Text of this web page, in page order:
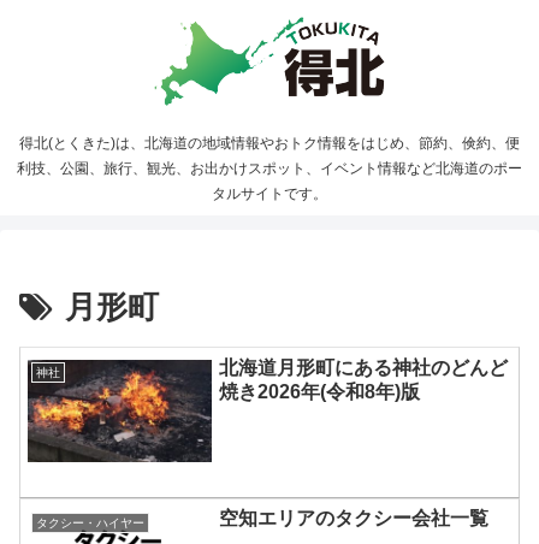
得北(とくきた)は、北海道の地域情報やおトク情報をはじめ、節約、倹約、便
利技、公園、旅行、観光、お出かけスポット、イベント情報など北海道のポー
タルサイトです。
月形町
神社
北海道月形町にある神社のどんど
焼き2026年(令和8年)版
タクシー・ハイヤー 空知エリアのタクシー会社一覧